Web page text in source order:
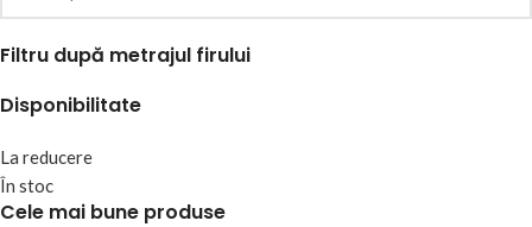
Filtru după metrajul firului
Disponibilitate
La reducere
În stoc
Cele mai bune produse